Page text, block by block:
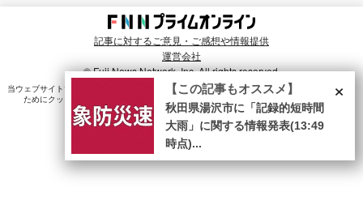
記事に対するご意見・ご感想や情報提供
運営会社
© Fuji News Network, Inc. All rights reserved.
当ウェブサイトでは、ユーザのニーズ・興味・関⼼に合致したコンテンツや広告配信を提供する
ためにクッキーを使⽤しています。詳細は、
プライバシーポリシー をご確認ください。×
【この記事もオススメ】
秋田県湯沢市に「記録的短時間
大雨」に関する情報発表(13:49
時点)...